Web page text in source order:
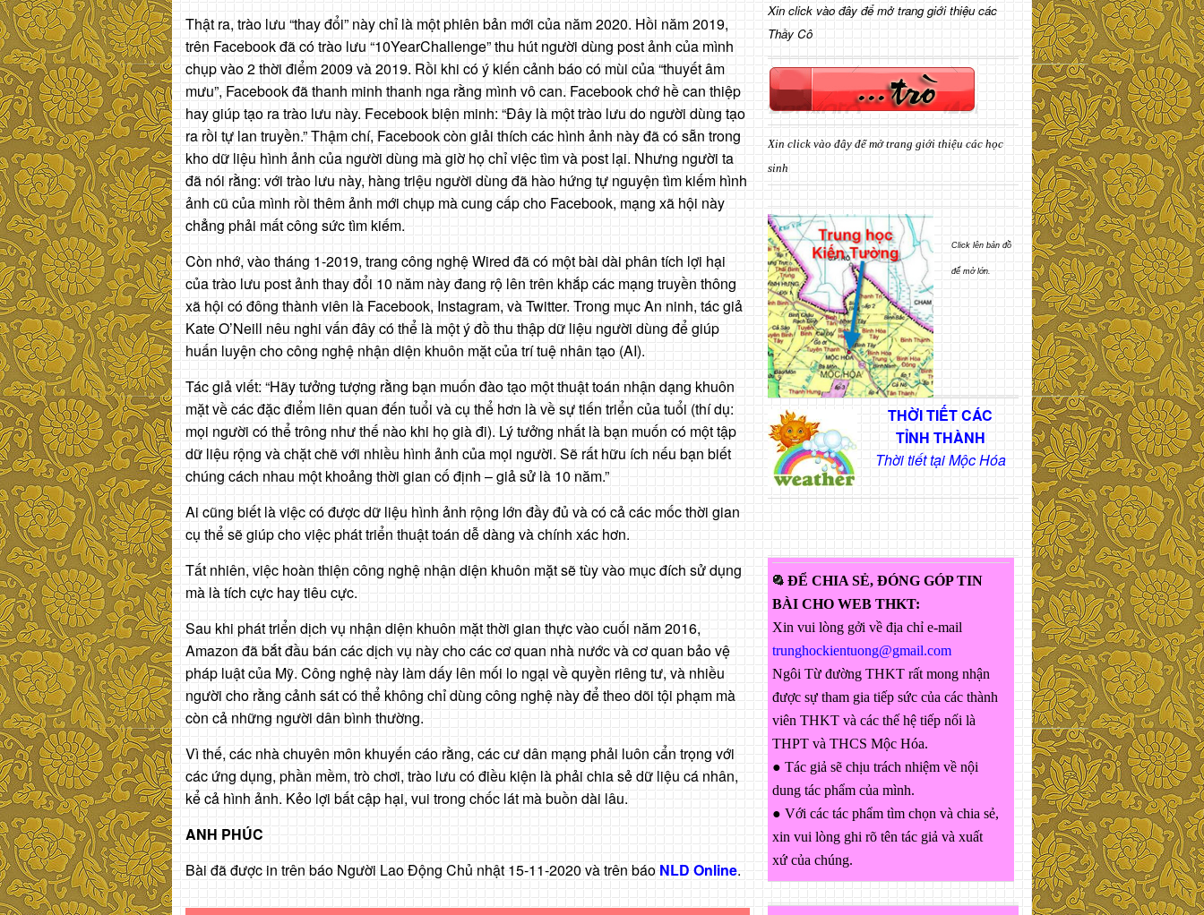
Thật ra, trào lưu “thay đổi” này chỉ là một phiên bản mới của năm 2020. Hồi năm 2019,
trên Facebook đã có trào lưu “10YearChallenge” thu hút người dùng post ảnh của mình
chụp vào 2 thời điểm 2009 và 2019. Rồi khi có ý kiến cảnh báo có mùi của “thuyết âm
mưu”, Facebook đã thanh minh thanh nga rằng mình vô can. Facebook chớ hề can thiệp
hay giúp tạo ra trào lưu này. Fecebook biện minh: “Đây là một trào lưu do người dùng tạo
ra rồi tự lan truyền.” Thậm chí, Facebook còn giải thích các hình ảnh này đã có sẵn trong
kho dữ liệu hình ảnh của người dùng mà giờ họ chỉ việc tìm và post lại. Nhưng người ta
đã nói rằng: với trào lưu này, hàng triệu người dùng đã hào hứng tự nguyện tìm kiếm hình
ảnh cũ của mình rồi thêm ảnh mới chụp mà cung cấp cho Facebook, mạng xã hội này
chẳng phải mất công sức tìm kiếm.
Còn nhớ, vào tháng 1-2019, trang công nghệ Wired đã có một bài dài phân tích lợi hại
của trào lưu post ảnh thay đổi 10 năm này đang rộ lên trên khắp các mạng truyền thông
xã hội có đông thành viên là Facebook, Instagram, và Twitter. Trong mục An ninh, tác giả
Kate O’Neill nêu nghi vấn đây có thể là một ý đồ thu thập dữ liệu người dùng để giúp
huấn luyện cho công nghệ nhận diện khuôn mặt của trí tuệ nhân tạo (AI).
Tác giả viết: “Hãy tưởng tượng rằng bạn muốn đào tạo một thuật toán nhận dạng khuôn
mặt về các đặc điểm liên quan đến tuổi và cụ thể hơn là về sự tiến triển của tuổi (thí dụ:
mọi người có thể trông như thế nào khi họ già đi). Lý tưởng nhất là bạn muốn có một tập
dữ liệu rộng và chặt chẽ với nhiều hình ảnh của mọi người. Sẽ rất hữu ích nếu bạn biết
chúng cách nhau một khoảng thời gian cố định – giả sử là 10 năm.”
Ai cũng biết là việc có được dữ liệu hình ảnh rộng lớn đầy đủ và có cả các mốc thời gian
cụ thể sẽ giúp cho việc phát triển thuật toán dễ dàng và chính xác hơn.
Tất nhiên, việc hoàn thiện công nghệ nhận diện khuôn mặt sẽ tùy vào mục đích sử dụng
mà là tích cực hay tiêu cực.
Sau khi phát triển dịch vụ nhận diện khuôn mặt thời gian thực vào cuối năm 2016,
Amazon đã bắt đầu bán các dịch vụ này cho các cơ quan nhà nước và cơ quan bảo vệ
pháp luật của Mỹ. Công nghệ này làm dấy lên mối lo ngại về quyền riêng tư, và nhiều
người cho rằng cảnh sát có thể không chỉ dùng công nghệ này để theo dõi tội phạm mà
còn cả những người dân bình thường.
Vì thế, các nhà chuyên môn khuyến cáo rằng, các cư dân mạng phải luôn cẩn trọng với
các ứng dụng, phần mềm, trò chơi, trào lưu có điều kiện là phải chia sẻ dữ liệu cá nhân,
kể cả hình ảnh. Kẻo lợi bất cập hại, vui trong chốc lát mà buồn dài lâu.
ANH PHÚC
Bài đã được in trên báo Người Lao Động Chủ nhật 15-11-2020 và trên báo NLD Online.
Xin click vào đây để mở trang giới thiệu các
Thầy Cô
Xin click vào đây để mở trang giới thiệu các học
sinh
Click lên bản đồ
để mở lớn.
THỜI TIẾT CÁC
TỈNH THÀNH
Thời tiết tại Mộc Hóa
ĐỂ CHIA SẺ, ĐÓNG GÓP TIN
BÀI CHO WEB THKT:
Xin vui lòng gởi về địa chỉ e-mail
trunghockientuong@gmail.com
Ngôi Từ đường THKT rất mong nhận
được sự tham gia tiếp sức của các thành
viên THKT và các thế hệ tiếp nối là
THPT và THCS Mộc Hóa.
● Tác giả sẽ chịu trách nhiệm về nội
dung tác phẩm của mình.
● Với các tác phẩm tìm chọn và chia sẻ,
xin vui lòng ghi rõ tên tác giả và xuất
xứ của chúng.